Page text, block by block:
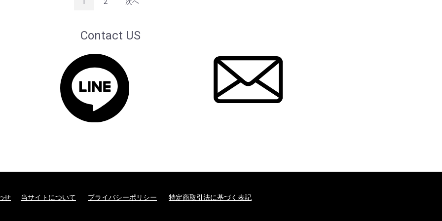
Contact US
せ 当サイトについて プライバシーポリシー 特定商取引法に基づく表記